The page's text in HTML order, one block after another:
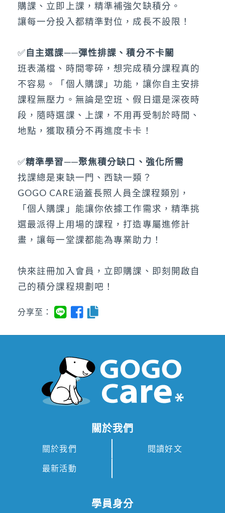
購課、立即上課，精準補強欠缺積分。
讓每一分投入都精準對位，成長不設限！
✅自主選課──彈性排課、積分不卡關
班表滿檔、時間零碎，想完成積分課程真的
不容易。「個人購課」功能，讓你自主安排
課程無壓力。無論是空班、假日還是深夜時
段，隨時選課、上課，不用再受制於時間、
地點，獲取積分不再進度卡卡！
✅精準學習──聚焦積分缺口、強化所需
找課總是東缺一門、西缺一類？
GOGO CARE涵蓋長照人員全課程類別，
「個人購課」能讓你依據工作需求，精準挑
選最派得上用場的課程，打造專屬進修計
畫，讓每一堂課都能為專業助力！
快來註冊加入會員，立即購課、即刻開啟自
己的積分課程規劃吧！
分享至：
關於我們
關於我們 閱讀好文
最新活動
學員身分